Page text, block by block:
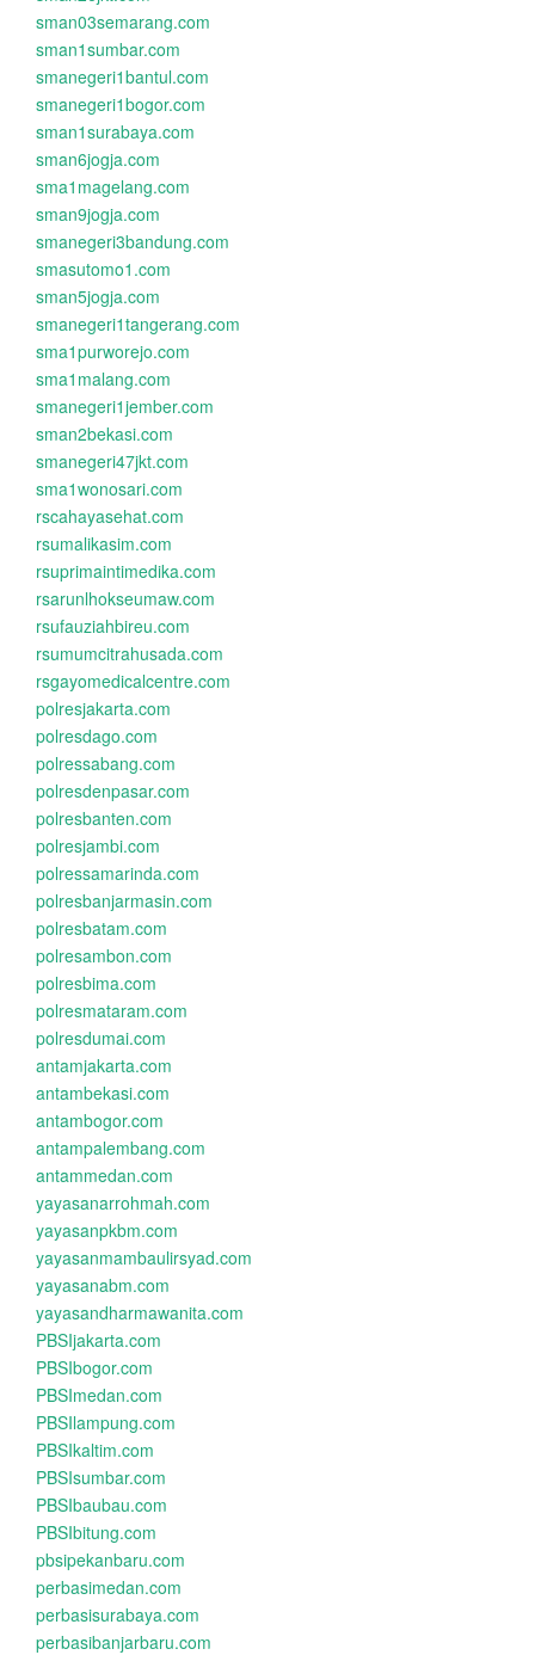
sman03semarang.com
sman1sumbar.com
smanegeri1bantul.com
smanegeri1bogor.com
sman1surabaya.com
sman6jogja.com
sma1magelang.com
sman9jogja.com
smanegeri3bandung.com
smasutomo1.com
sman5jogja.com
smanegeri1tangerang.com
sma1purworejo.com
sma1malang.com
smanegeri1jember.com
sman2bekasi.com
smanegeri47jkt.com
sma1wonosari.com
rscahayasehat.com
rsumalikasim.com
rsuprimaintimedika.com
rsarunlhokseumaw.com
rsufauziahbireu.com
rsumumcitrahusada.com
rsgayomedicalcentre.com
polresjakarta.com
polresdago.com
polressabang.com
polresdenpasar.com
polresbanten.com
polresjambi.com
polressamarinda.com
polresbanjarmasin.com
polresbatam.com
polresambon.com
polresbima.com
polresmataram.com
polresdumai.com
antamjakarta.com
antambekasi.com
antambogor.com
antampalembang.com
antammedan.com
yayasanarrohmah.com
yayasanpkbm.com
yayasanmambaulirsyad.com
yayasanabm.com
yayasandharmawanita.com
PBSIjakarta.com
PBSIbogor.com
PBSImedan.com
PBSIlampung.com
PBSIkaltim.com
PBSIsumbar.com
PBSIbaubau.com
PBSIbitung.com
pbsipekanbaru.com
perbasimedan.com
perbasisurabaya.com
perbasibanjarbaru.com